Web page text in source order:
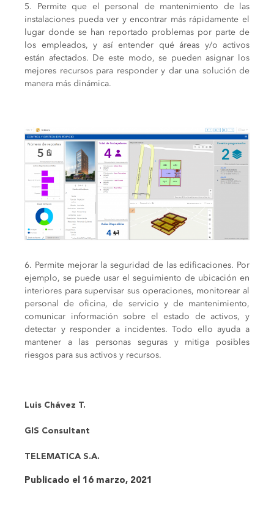
5. Permite que el personal de mantenimiento de las
instalaciones pueda ver y encontrar más rápidamente el
lugar donde se han reportado problemas por parte de
los empleados, y así entender qué áreas y/o activos
están afectados. De este modo, se pueden asignar los
mejores recursos para responder y dar una solución de
manera más dinámica.
6. Permite mejorar la seguridad de las edificaciones. Por
ejemplo, se puede usar el seguimiento de ubicación en
interiores para supervisar sus operaciones, monitorear al
personal de oficina, de servicio y de mantenimiento,
comunicar información sobre el estado de activos, y
detectar y responder a incidentes. Todo ello ayuda a
mantener a las personas seguras y mitiga posibles
riesgos para sus activos y recursos.
Luis Chávez T.
GIS Consultant
TELEMATICA S.A.
Publicado el 16 marzo, 2021